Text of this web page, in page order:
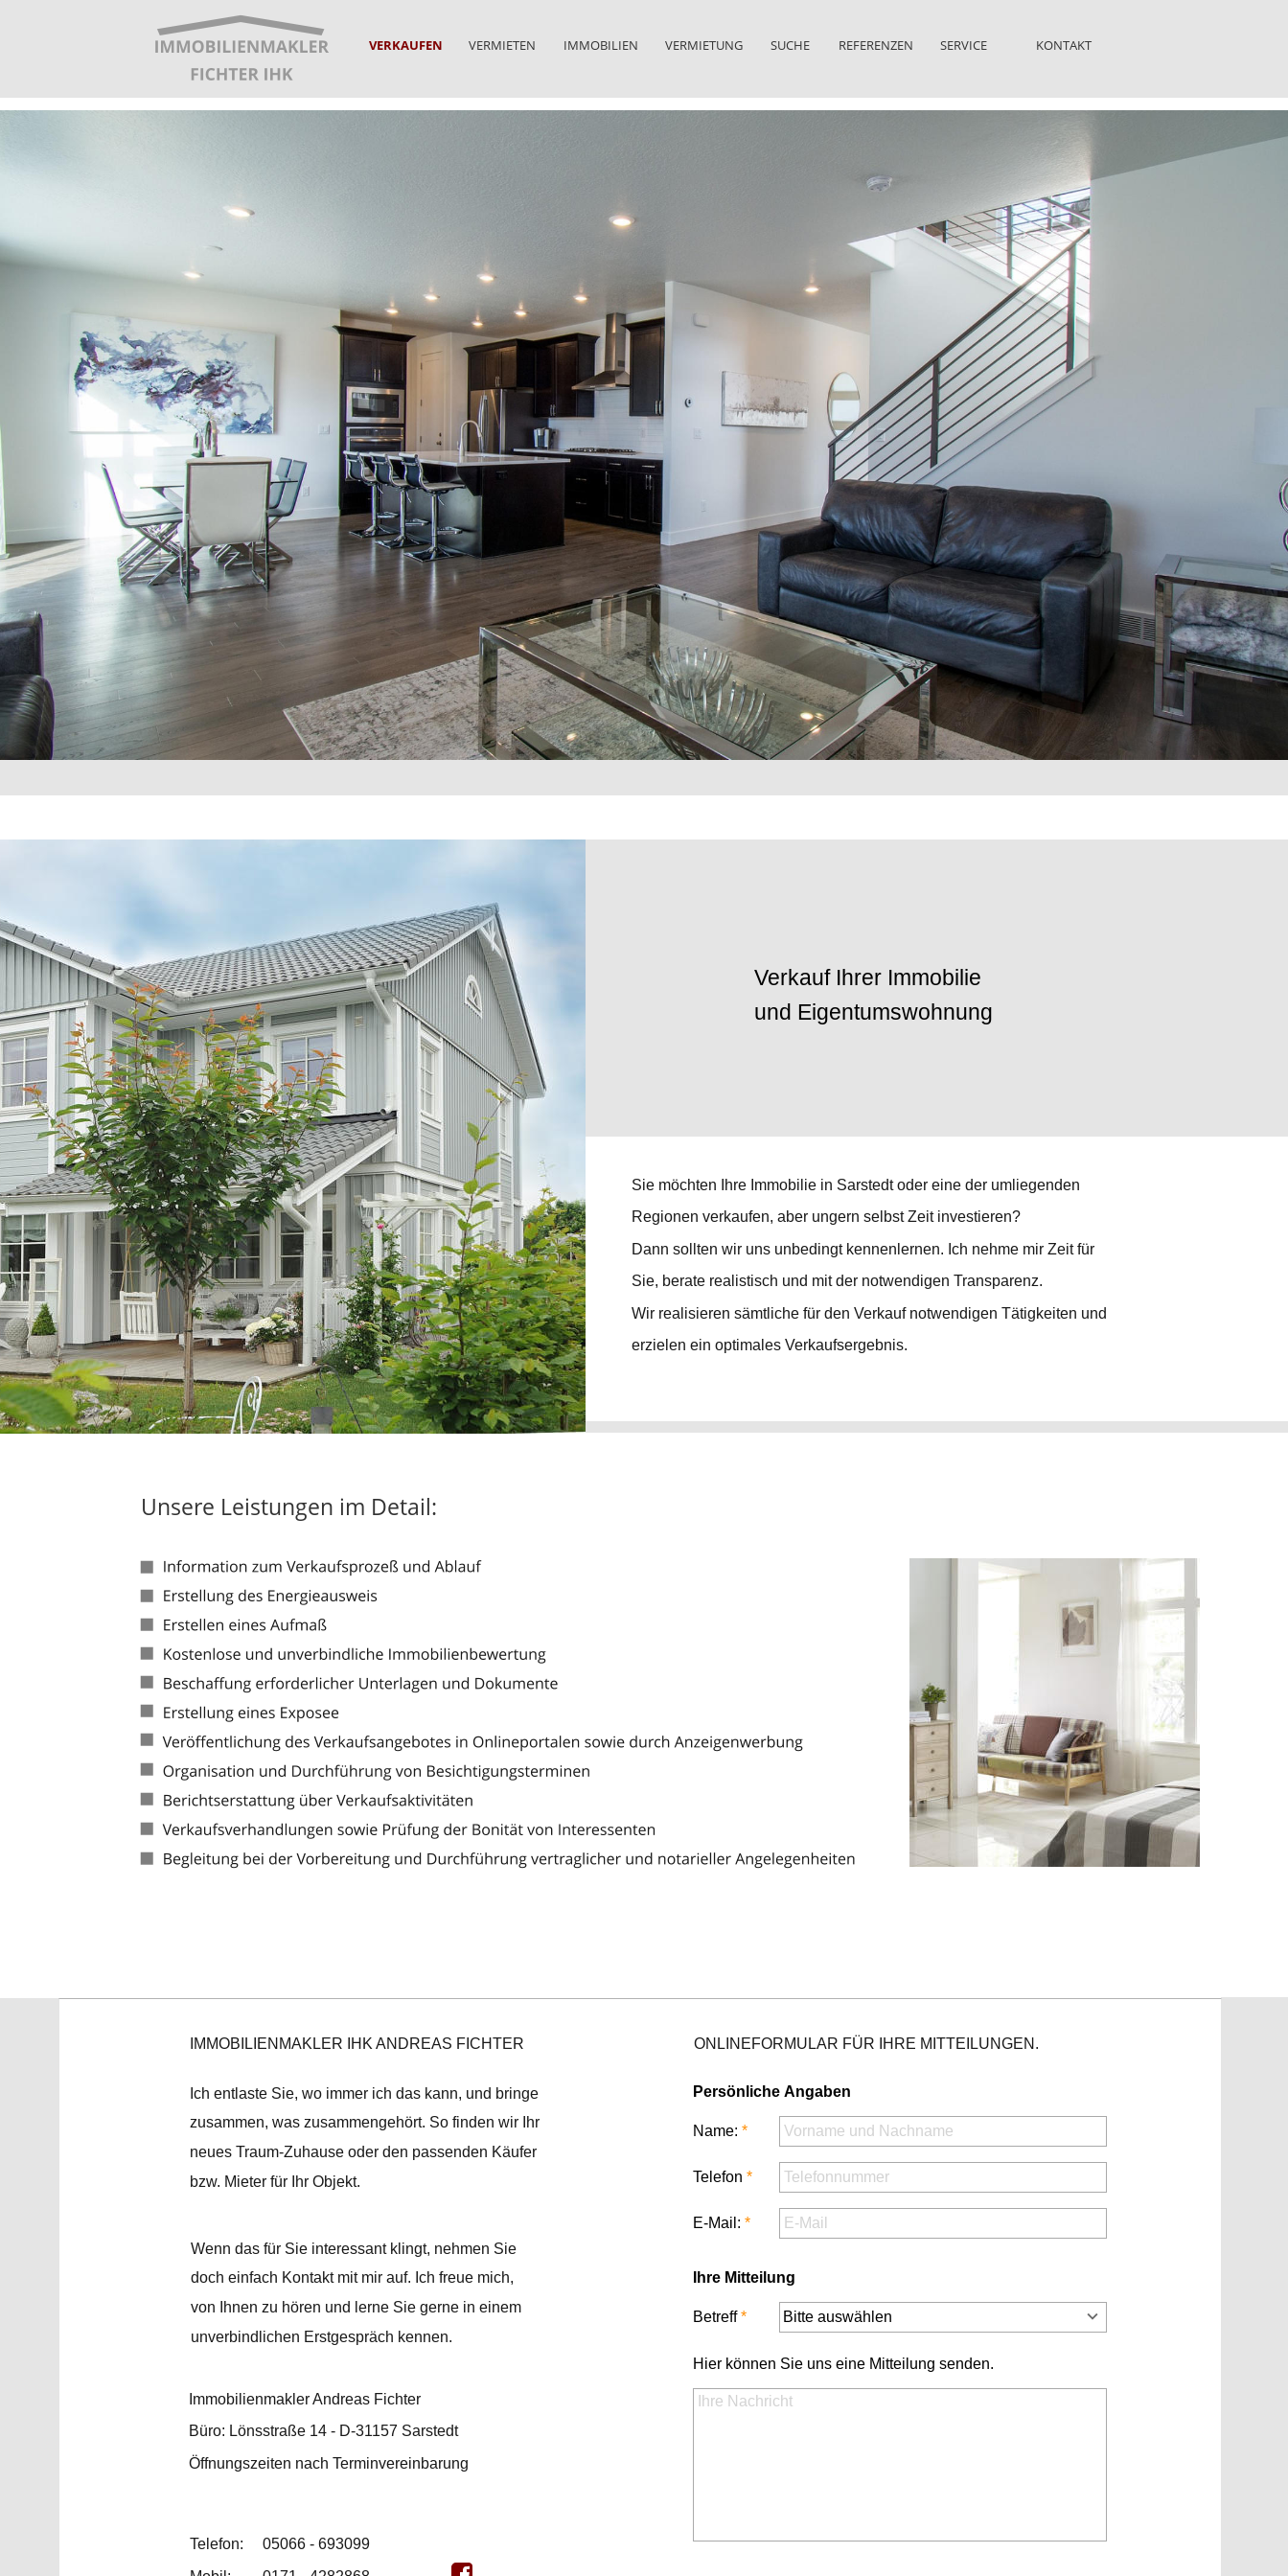
Unsere Leistungen im Detail:
Verkauf Ihrer Immobilie
und Eigentumswohnung
Sie möchten Ihre Immobilie in Sarstedt oder eine der umliegenden
Regionen verkaufen, aber ungern selbst Zeit investieren?
Dann sollten wir uns unbedingt kennenlernen. Ich nehme mir Zeit für
Sie, berate realistisch und mit der notwendigen Transparenz.
Wir realisieren sämtliche für den Verkauf notwendigen Tätigkeiten und
erzielen ein optimales Verkaufsergebnis.
Ich entlaste Sie, wo immer ich das kann, und bringe
zusammen, was zusammengehört. So finden wir Ihr
neues Traum-Zuhause oder den passenden Käufer
bzw. Mieter für Ihr Objekt.
Wenn das für Sie interessant klingt, nehmen Sie
doch einfach Kontakt mit mir auf. Ich freue mich,
von Ihnen zu hören und lerne Sie gerne in einem
unverbindlichen Erstgespräch kennen.
IMMOBILIENMAKLER IHK ANDREAS FICHTER
Immobilienmakler Andreas Fichter
Büro: Lönsstraße 14 - D-31157 Sarstedt
Öffnungszeiten nach Terminvereinbarung
Telefon:
05066 - 693099
ONLINEFORMULAR FÜR IHRE MITTEILUNGEN.
VERKAUFEN IMMOBILIEN
VERMIETEN REFERENZEN KONTAKT
SERVICE
SUCHE
VERMIETUNG